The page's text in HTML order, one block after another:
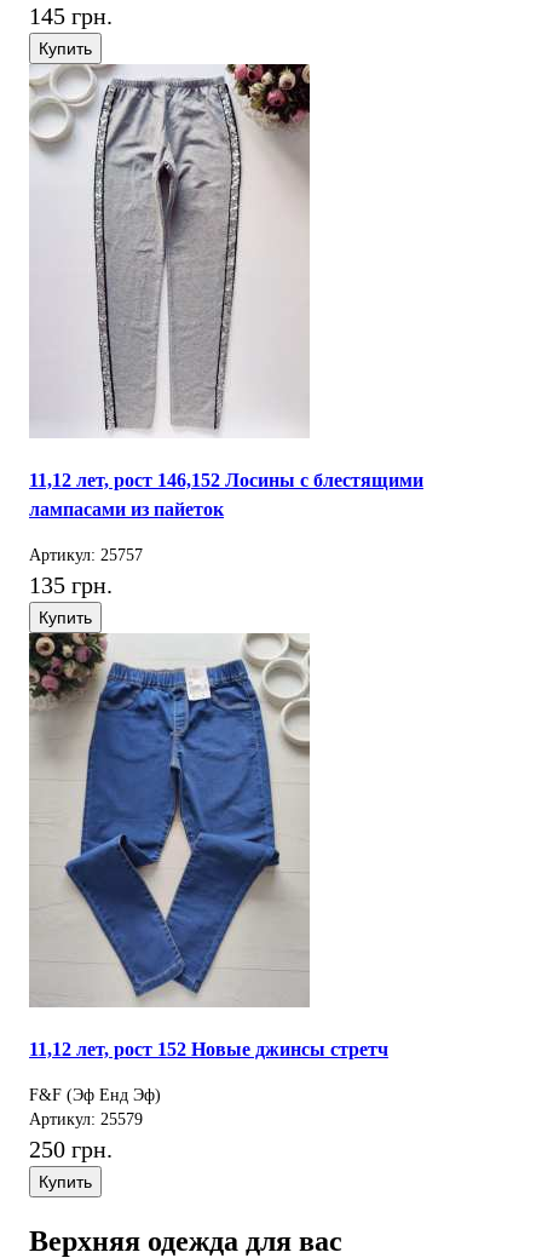
145 грн.
Купить
11,12 лет, рост 146,152 Лосины с блестящими
лампасами из пайеток
Артикул: 25757
135 грн.
Купить
11,12 лет, рост 152 Новые джинсы стретч
F&F (Эф Енд Эф)
Артикул: 25579
250 грн.
Купить
Верхняя одежда для вас